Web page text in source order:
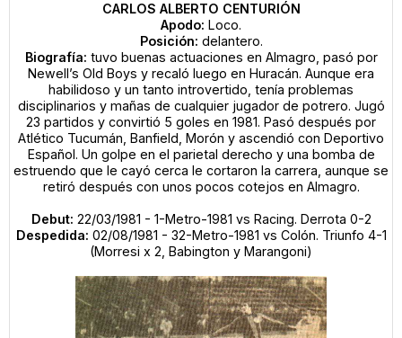
CARLOS ALBERTO CENTURIÓN
Apodo: Loco.
Posición: delantero.
Biografía: tuvo buenas actuaciones en Almagro, pasó por
Newell’s Old Boys y recaló luego en Huracán. Aunque era
habilidoso y un tanto introvertido, tenía problemas
disciplinarios y mañas de cualquier jugador de potrero. Jugó
23 partidos y convirtió 5 goles en 1981. Pasó después por
Atlético Tucumán, Banfield, Morón y ascendió con Deportivo
Español. Un golpe en el parietal derecho y una bomba de
estruendo que le cayó cerca le cortaron la carrera, aunque se
retiró después con unos pocos cotejos en Almagro.
Debut: 22/03/1981 - 1-Metro-1981 vs Racing. Derrota 0-2
Despedida: 02/08/1981 - 32-Metro-1981 vs Colón. Triunfo 4-1
(Morresi x 2, Babington y Marangoni)